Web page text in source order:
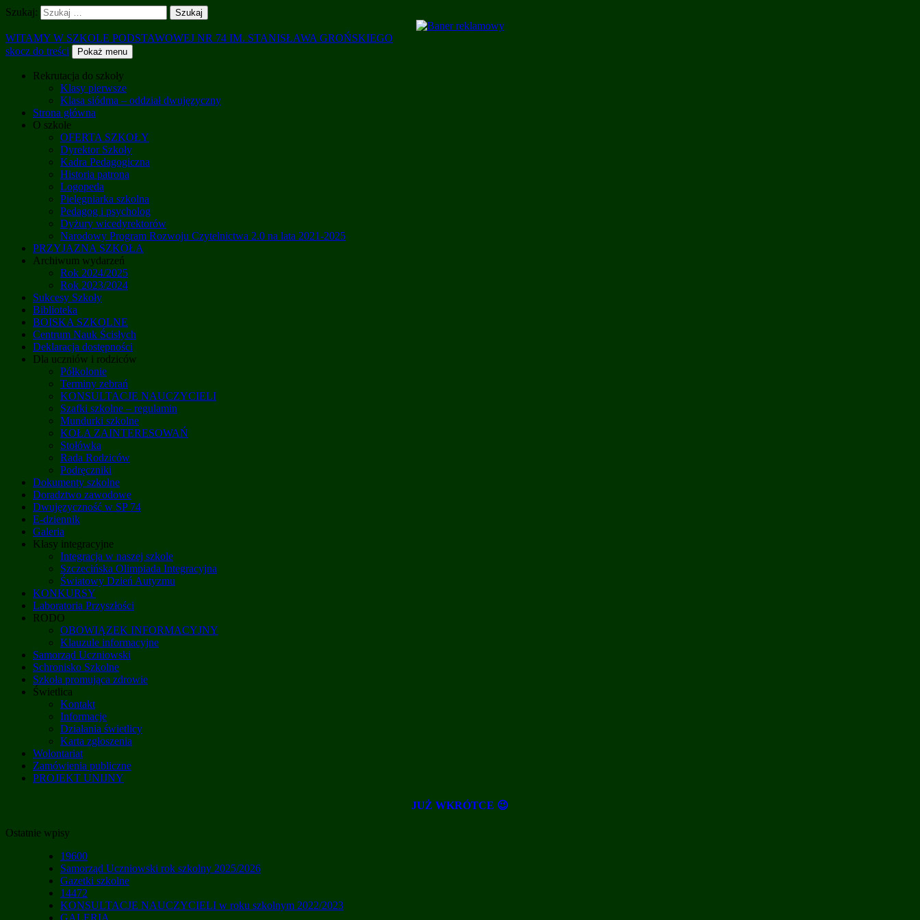
Szukaj:
WITAMY W SZKOLE PODSTAWOWEJ NR 74 IM. STANISŁAWA GROŃSKIEGO
skocz do treści
Pokaż menu
Rekrutacja do szkoły
Klasy pierwsze
Klasa siódma – oddział dwujęzyczny
Strona główna
O szkole
OFERTA SZKOŁY
Dyrektor Szkoły
Kadra Pedagogiczna
Historia patrona
Logopeda
Pielęgniarka szkolna
Pedagog i psycholog
Dyżury wicedyrektorów
Narodowy Program Rozwoju Czytelnictwa 2.0 na lata 2021-2025
PRZYJAZNA SZKOŁA
Archiwum wydarzeń
Rok 2024/2025
Rok 2023/2024
Sukcesy Szkoły
Biblioteka
BOISKA SZKOLNE
Centrum Nauk Ścisłych
Deklaracja dostępności
Dla uczniów i rodziców
Półkolonie
Terminy zebrań
KONSULTACJE NAUCZYCIELI
Szafki szkolne – regulamin
Mundurki szkolne
KOŁA ZAINTERESOWAŃ
Stołówka
Rada Rodziców
Podręczniki
Dokumenty szkolne
Doradztwo zawodowe
Dwujęzyczność w SP 74
E-dziennik
Galeria
Klasy integracyjne
Integracja w naszej szkole
Szczecińska Olimpiada Integracyjna
Światowy Dzień Autyzmu
KONKURSY
Laboratoria Przyszłości
RODO
OBOWIĄZEK INFORMACYJNY
Klauzule informacyjne
Samorząd Uczniowski
Schronisko Szkolne
Szkoła promująca zdrowie
Świetlica
Kontakt
Informacje
Działania świetlicy
Karta zgłoszenia
Wolontariat
Zamówienia publiczne
PROJEKT UNIJNY
JUŻ WKRÓTCE 😉
Ostatnie wpisy
19600
Samorząd Uczniowski rok szkolny 2025/2026
Gazetki szkolne
14472
KONSULTACJE NAUCZYCIELI w roku szkolnym 2022/2023
GALERIA